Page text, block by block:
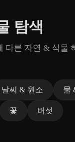
탐색
다른 자연 & 식물
날씨 & 원소 물
꽃 버섯